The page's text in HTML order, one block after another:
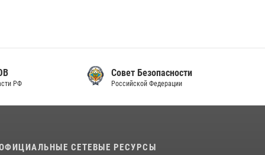
Совет Безопасности
Российской Федерации
СЕТЕВЫЕ РЕСУРСЫ